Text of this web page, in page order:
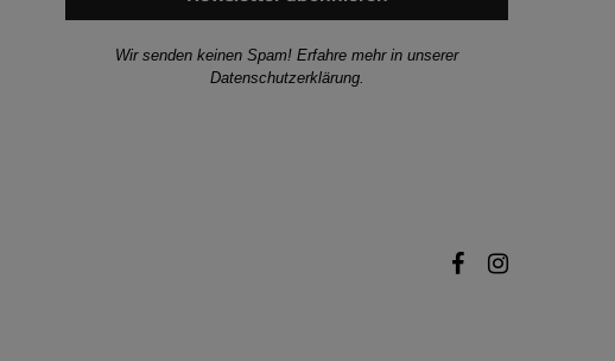
Wir senden keinen Spam! Erfahre mehr in unserer
Datenschutzerklärung.
facebookinstagram